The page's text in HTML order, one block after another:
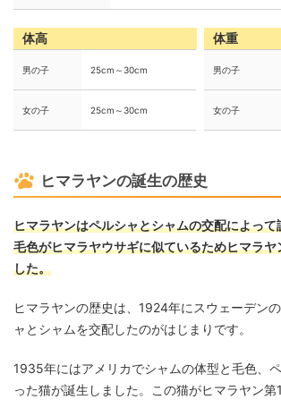
体高
男の子 25cm～30cm
女の子 25cm～30cm
体重
男の子
女の子
ヒマラヤンの誕生の歴史
ヒマラヤンはペルシャとシャムの交配によっ
毛色がヒマラヤウサギに似ているためヒマラ
した。
ヒマラヤンの歴史は、1924年にスウェーデン
ャとシャムを交配したのがはじまりです。
1935年にはアメリカでシャムの体型と毛色、
った猫が誕生しました。この猫がヒマラヤン第1